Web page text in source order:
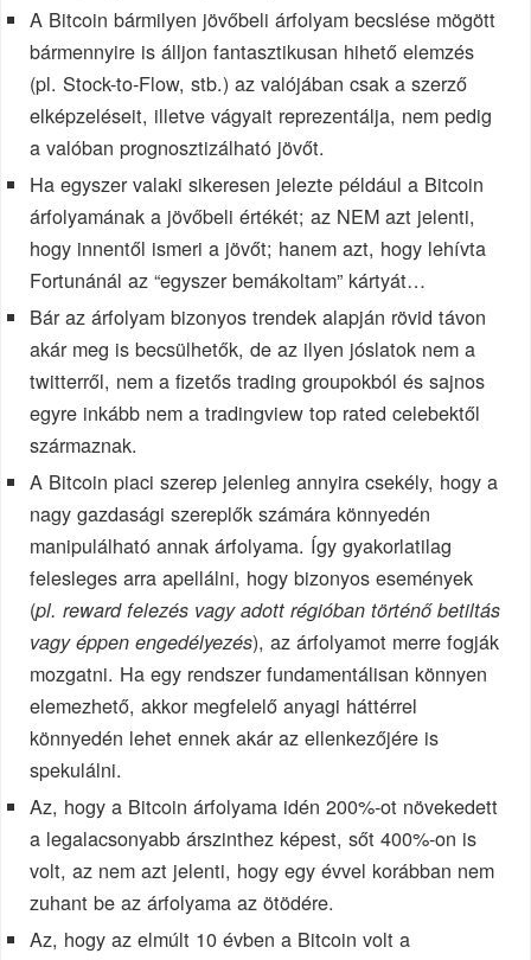
A Bitcoin bármilyen jövőbeli árfolyam becslése mögött
bármennyire is álljon fantasztikusan hihető elemzés
(pl. Stock-to-Flow, stb.) az valójában csak a szerző
elképzeléseit, illetve vágyait reprezentálja, nem pedig
a valóban prognosztizálható jövőt.
Ha egyszer valaki sikeresen jelezte például a Bitcoin
árfolyamának a jövőbeli értékét; az NEM azt jelenti,
hogy innentől ismeri a jövőt; hanem azt, hogy lehívta
Fortunánál az “egyszer bemákoltam” kártyát…
Bár az árfolyam bizonyos trendek alapján rövid távon
akár meg is becsülhetők, de az ilyen jóslatok nem a
twitterről, nem a fizetős trading groupokból és sajnos
egyre inkább nem a tradingview top rated celebektől
származnak.
A Bitcoin piaci szerep jelenleg annyira csekély, hogy a
nagy gazdasági szereplők számára könnyedén
manipulálható annak árfolyama. Így gyakorlatilag
felesleges arra apellálni, hogy bizonyos események
(pl. reward felezés vagy adott régióban történő betiltás
vagy éppen engedélyezés), az árfolyamot merre fogják
mozgatni. Ha egy rendszer fundamentálisan könnyen
elemezhető, akkor megfelelő anyagi háttérrel
könnyedén lehet ennek akár az ellenkezőjére is
spekulálni.
Az, hogy a Bitcoin árfolyama idén 200%-ot növekedett
a legalacsonyabb árszinthez képest, sőt 400%-on is
volt, az nem azt jelenti, hogy egy évvel korábban nem
zuhant be az árfolyama az ötödére.
Az, hogy az elmúlt 10 évben a Bitcoin volt a